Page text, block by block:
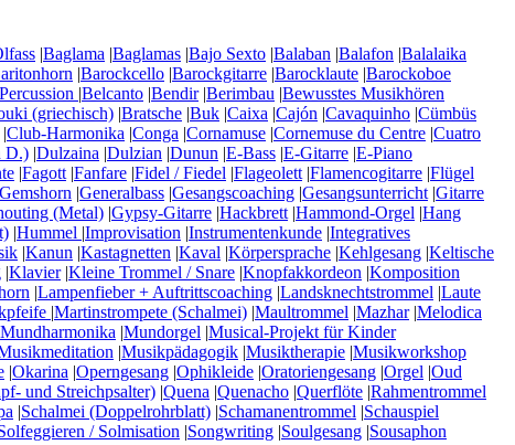
|Baglama |Baglamas |Bajo Sexto |Balaban |Balafon |Balalaika
|Barockcello |Barockgitarre |Barocklaute |Barockoboe
|Belcanto |Bendir|Berimbau |Bewusstes Musikhören
(griechisch) |Bratsche |Buk |Caixa |Cajón |Cavaquinho |Cümbüs
|Club-Harmonika |Conga |Cornamuse |Cornemuse du Centre |Cuatro
D.) |Dulzaina |Dulzian |Dunun |E-Bass |E-Gitarre |E-Piano
|Fagott|Fanfare |Fidel / Fiedel |Flageolett|Flamencogitarre |Flügel
Gemshorn |Generalbass |Gesangscoaching |Gesangsunterricht|Gitarre
(Metal) |Gypsy-Gitarre |Hackbrett|Hammond-Orgel |Hang
|Hummel |Improvisation |Instrumentenkunde |Integratives
|Kanun |Kastagnetten |Kaval |Körpersprache |Kehlgesang |Keltische
|Klavier|Kleine Trommel / Snare |Knopfakkordeon |Komposition
|Lampenfieber + Auftrittscoaching |Landsknechtstrommel |Laute
|Martinstrompete (Schalmei) |Maultrommel |Mazhar|Melodica
Mundharmonika |Mundorgel |Musical-Projekt für Kinder
|Musikpädagogik |Musiktherapie |Musikworkshop
|Okarina |Operngesang |Ophikleide |Oratoriengesang |Orgel |Oud
und Streichpsalter) |Quena |Quenacho |Querflöte |Rahmentrommel
|Schalmei (Doppelrohrblatt) |Schamanentrommel |Schauspiel
/ Solmisation |Songwriting |Soulgesang |Sousaphon